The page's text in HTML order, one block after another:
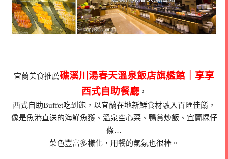
宜蘭美食推薦礁溪川湯春天溫泉飯店旗艦館｜享享
西式自助餐廳，
西式自助Buffet吃到飽，以宜蘭在地新鮮食材融入百匯佳餚，
像是魚港直送的海鮮魚獲、溫泉空心菜、鴨賞炒飯、宜蘭粿仔
條…
菜色豐富多樣化，用餐的氣氛也很棒。